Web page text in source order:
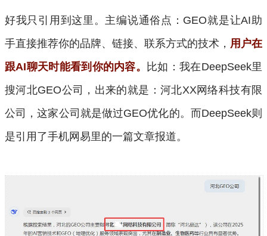
好我只引用到这里。主编说通俗点：GEO就是让AI助
手直接推荐你的品牌、链接、联系方式的技术， 用户在
跟AI聊天时能看到你的内容。
比如：我在DeepSeek里
搜河北GEO公司，出来的就是：河北XX网络科技有限
公司，这家公司就是做过GEO优化的。而DeepSeek则
是引用了手机网易里的一篇文章报道。